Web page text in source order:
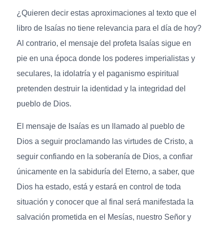
¿Quieren decir estas aproximaciones al texto que el
libro de Isaías no tiene relevancia para el día de hoy?
Al contrario, el mensaje del profeta Isaías sigue en
pie en una época donde los poderes imperialistas y
seculares, la idolatría y el paganismo espiritual
pretenden destruir la identidad y la integridad del
pueblo de Dios.
El mensaje de Isaías es un llamado al pueblo de
Dios a seguir proclamando las virtudes de Cristo, a
seguir confiando en la soberanía de Dios, a confiar
únicamente en la sabiduría del Eterno, a saber, que
Dios ha estado, está y estará en control de toda
situación y conocer que al final será manifestada la
salvación prometida en el Mesías, nuestro Señor y